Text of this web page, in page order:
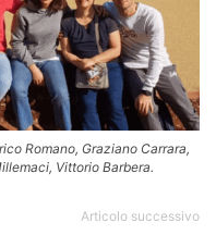
Romano, Graziano Carrara,
Vittorio Barbera.
Articolo successivo